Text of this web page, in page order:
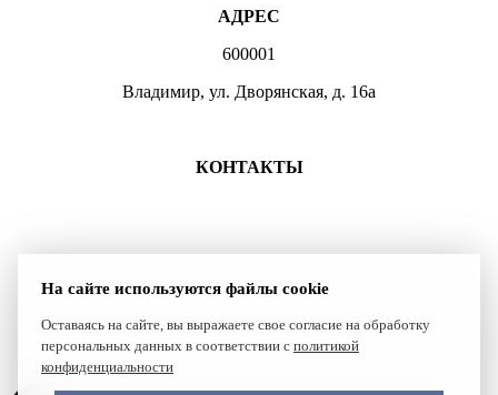
АДРЕС
600001
Владимир, ул. Дворянская, д. 16а
КОНТАКТЫ
atlet@sport.gov33.ru
Сайт создан компанией Reset
На сайте используются файлы cookie
Оставаясь на сайте, вы выражаете свое согласие на обработку
персональных данных в соответствии с политикой
конфиденциальности